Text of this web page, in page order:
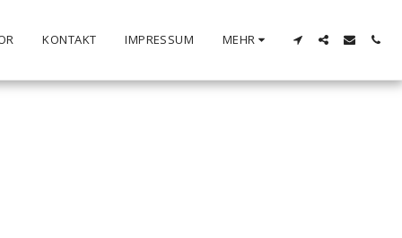
KONTAKT IMPRESSUM MEHR